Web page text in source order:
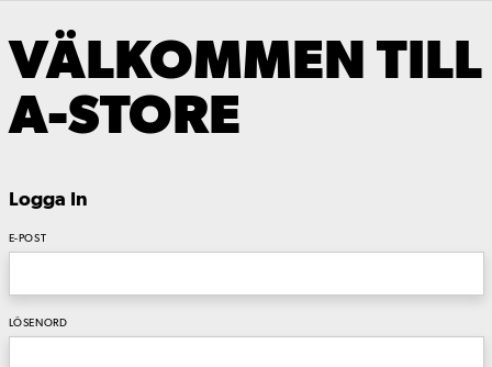
VÄLKOMMEN TILL
A-STORE
Logga In
E-POST
LÖSENORD